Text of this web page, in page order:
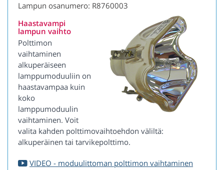
Lampun osanumero: R8760003
Haastavampi
lampun vaihto
Polttimon
vaihtaminen
alkuperäiseen
lamppumoduuliin on
haastavampaa kuin
koko
lamppumoduulin
vaihtaminen. Voit
valita kahden polttimovaihtoehdon väliltä:
alkuperäinen tai tarvikepolttimo.
VIDEO - moduulittoman polttimon vaihtaminen